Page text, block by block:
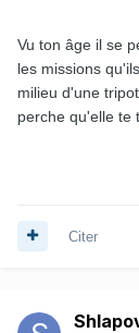
Vu ton âge il se
les missions
milieu d'une
perche qu'elle te
Citer